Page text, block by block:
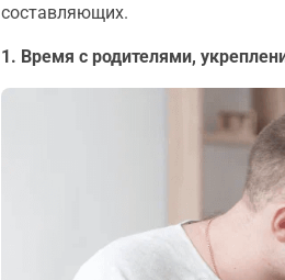
составляющих.
1. Время с родителями,